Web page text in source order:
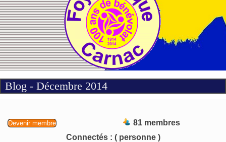
Blog - Décembre 2014
Devenir membre
81 membres
Connectés : ( personne )